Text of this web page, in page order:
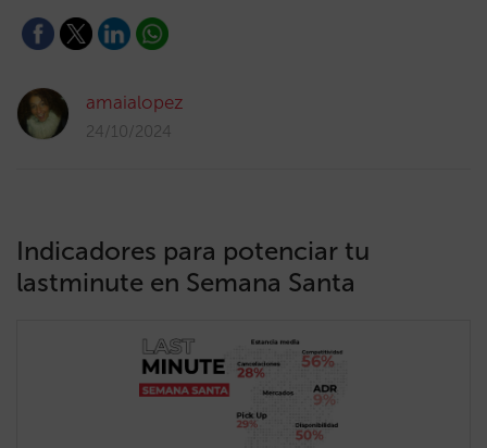
amaialopez
24/10/2024
Indicadores para potenciar tu
lastminute en Semana Santa